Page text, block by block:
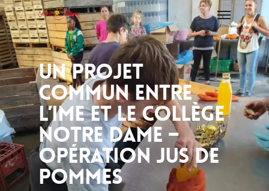
Un Projet
Commun Entre
L’IME Et Le Collège
Notre Dame –
Opération Jus De
Pommes